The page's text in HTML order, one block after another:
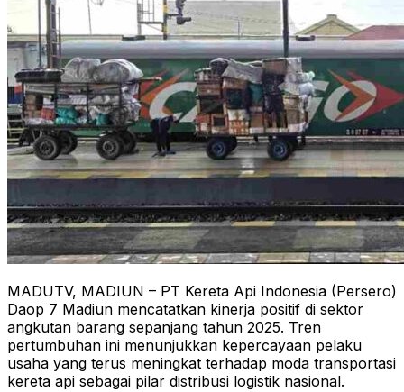
MADUTV, MADIUN – PT Kereta Api Indonesia (Persero)
Daop 7 Madiun mencatatkan kinerja positif di sektor
angkutan barang sepanjang tahun 2025. Tren
pertumbuhan ini menunjukkan kepercayaan pelaku
usaha yang terus meningkat terhadap moda transportasi
kereta api sebagai pilar distribusi logistik nasional.